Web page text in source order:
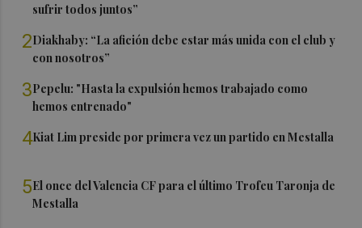
sufrir todos juntos”
2Diakhaby: “La afición debe estar más unida con el club y
con nosotros”
3Pepelu: "Hasta la expulsión hemos trabajado como
hemos entrenado"
4Kiat Lim preside por primera vez un partido en Mestalla
5El once del Valencia CF para el último Trofeu Taronja de
Mestalla